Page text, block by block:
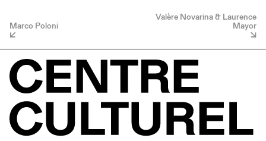
Marco Poloni
Valère Novarina & Laurence
Mayor